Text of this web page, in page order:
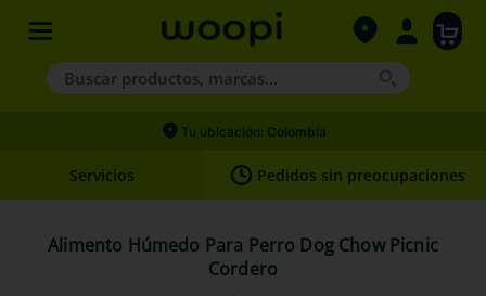
Buscar productos, marcas...
Términos más buscados
2.
hills
.
nexgard
Tu ubicación: Colombia
Servicios Pedidos sin preocupaciones
Alimento Húmedo Para Perro Dog Chow Picnic
Cordero